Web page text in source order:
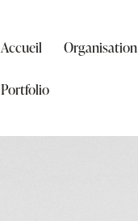
Accueil Organisation
Portfolio